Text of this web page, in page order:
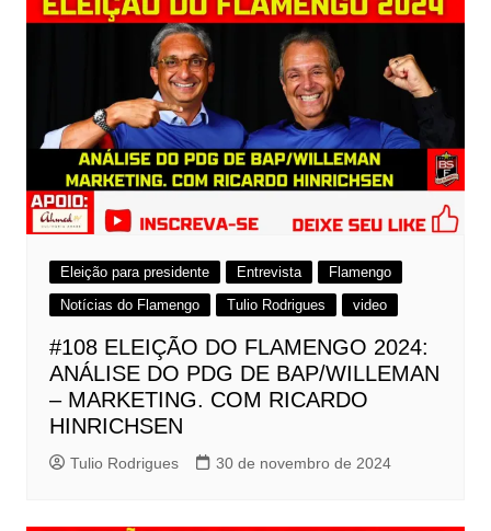
Eleição para presidente Entrevista
Flamengo
Notícias do Flamengo
Tulio Rodrigues video
#108 ELEIÇÃO DO FLAMENGO 2024:
ANÁLISE DO PDG DE BAP/WILLEMAN
– MARKETING. COM RICARDO
HINRICHSEN
Tulio Rodrigues 30 de novembro de 2024